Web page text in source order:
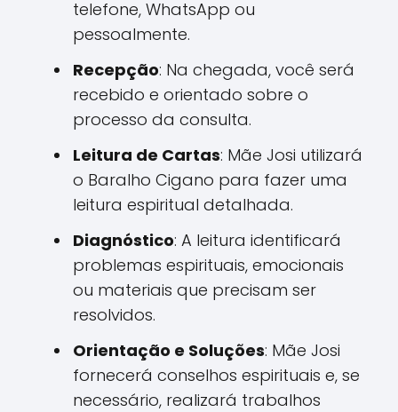
telefone, WhatsApp ou
pessoalmente.
Recepção: Na chegada, você será
recebido e orientado sobre o
processo da consulta.
Leitura de Cartas: Mãe Josi utilizará
o Baralho Cigano para fazer uma
leitura espiritual detalhada.
Diagnóstico: A leitura identificará
problemas espirituais, emocionais
ou materiais que precisam ser
resolvidos.
Orientação e Soluções: Mãe Josi
fornecerá conselhos espirituais e, se
necessário, realizará trabalhos